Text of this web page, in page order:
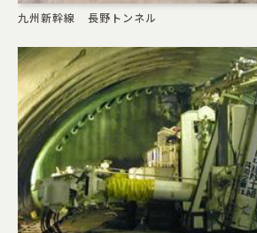
九州新幹線 長野トンネル